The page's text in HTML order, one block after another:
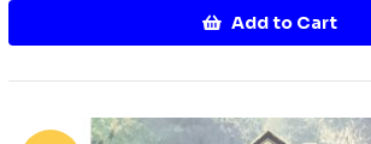
Add to Cart